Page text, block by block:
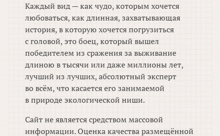
Каждый вид — как чудо, которым хочется
любоваться, как длинная, захватывающая
история, в которую хочется погрузиться
с головой, это боец, который вышел
победителем из сражения за выживание
длиною в тысячи или даже миллионы лет,
лучший из лучших, абсолютный эксперт
во всём, что касается его занимаемой
в природе экологической ниши.
Сайт не является средством массовой
информации. Оценка качества размещённой